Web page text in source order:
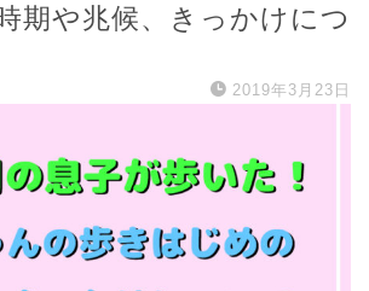
期や兆候、きっかけにつ
2019年3月23日